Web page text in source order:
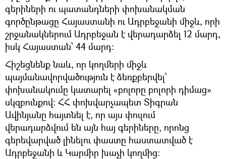
գերիների ու պատանդների փոխանակման
գործընթացը Հայաստանի ու Ադրբեջանի միջև, որի
շրջանակներում Ադրբեջան է վերադարձել 12 մարդ,
իսկ Հայաստան՝ 44 մարդ։
Հիշեցնենք նաև, որ կողմերի միջև
պայմանավորվածություն է ձեռքբերվել՝
փոխանակումը կատարել «բոլորը բոլորի դիմաց»
սկզբունքով։ ՀՀ փոխվարչապետ Տիգրան
Ավինյանը հայտնել է, որ այս փուլում
վերադարձվում են այն հայ գերիները, որոնց
գերեվարված լինելու փաստը հաստատված է
Ադրբեջանի և Կարմիր խաչի կողմից։